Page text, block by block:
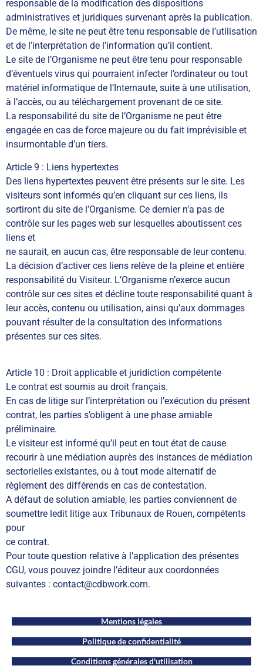
responsable de la modification des dispositions
administratives et juridiques survenant après la publication.
De même, le site ne peut être tenu responsable de l’utilisation
et de l’interprétation de l’information qu’il contient.
Le site de l’Organisme ne peut être tenu pour responsable
d’éventuels virus qui pourraient infecter l’ordinateur ou tout
matériel informatique de l’Internaute, suite à une utilisation,
à l’accès, ou au téléchargement provenant de ce site.
La responsabilité du site de l’Organisme ne peut être
engagée en cas de force majeure ou du fait imprévisible et
insurmontable d’un tiers.
Article 9 : Liens hypertextes
Des liens hypertextes peuvent être présents sur le site. Les
visiteurs sont informés qu’en cliquant sur ces liens, ils
sortiront du site de l’Organisme. Ce dernier n’a pas de
contrôle sur les pages web sur lesquelles aboutissent ces
liens et
ne saurait, en aucun cas, être responsable de leur contenu.
La décision d’activer ces liens relève de la pleine et entière
responsabilité du Visiteur. L’Organisme n’exerce aucun
contrôle sur ces sites et décline toute responsabilité quant à
leur accès, contenu ou utilisation, ainsi qu’aux dommages
pouvant résulter de la consultation des informations
présentes sur ces sites.
Article 10 : Droit applicable et juridiction compétente
Le contrat est soumis au droit français.
En cas de litige sur l’interprétation ou l’exécution du présent
contrat, les parties s’obligent à une phase amiable
préliminaire.
Le visiteur est informé qu’il peut en tout état de cause
recourir à une médiation auprès des instances de médiation
sectorielles existantes, ou à tout mode alternatif de
règlement des différends en cas de contestation.
A défaut de solution amiable, les parties conviennent de
soumettre ledit litige aux Tribunaux de Rouen, compétents
pour
ce contrat.
Pour toute question relative à l’application des présentes
CGU, vous pouvez joindre l’éditeur aux coordonnées
suivantes : contact@cdbwork.com.
Mentions légales
Politique de confidentialité
Conditions générales d'utilisation